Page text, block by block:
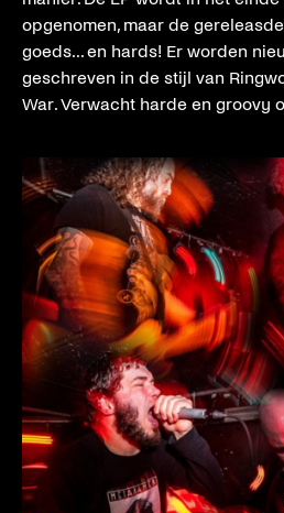
opgenomen, maar de
goeds... en hards! Er worden
geschreven in de stijl van
War. Verwacht harde en groovy